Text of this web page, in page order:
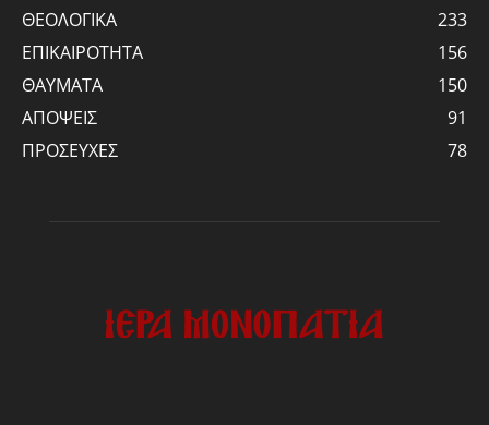
ΘΕΟΛΟΓΙΚΑ
233
ΕΠΙΚΑΙΡΟΤΗΤΑ
156
ΘΑΥΜΑΤΑ
150
ΑΠΟΨΕΙΣ
91
ΠΡΟΣΕΥΧΕΣ
78